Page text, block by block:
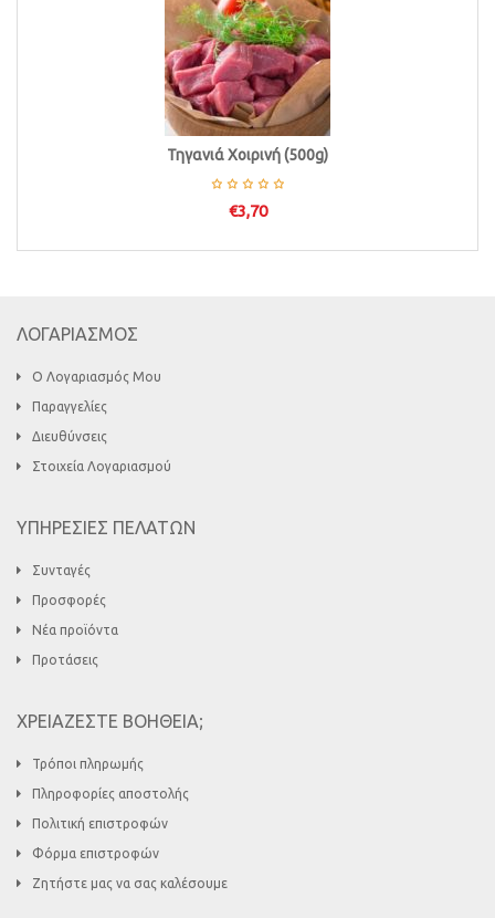
Τηγανιά Χοιρινή (500g)
€3,70
ΛΟΓΑΡΙΑΣΜΟΣ
Ο Λογαριασμός Μου
Παραγγελίες
Διευθύνσεις
Στοιχεία Λογαριασμού
ΥΠΗΡΕΣΙΕΣ ΠΕΛΑΤΩΝ
Συνταγές
Προσφορές
Νέα προϊόντα
Προτάσεις
ΧΡΕΙΑΖΕΣΤΕ ΒΟΗΘΕΙΑ;
Τρόποι πληρωμής
Πληροφορίες αποστολής
Πολιτική επιστροφών
Φόρμα επιστροφών
Ζητήστε μας να σας καλέσουμε